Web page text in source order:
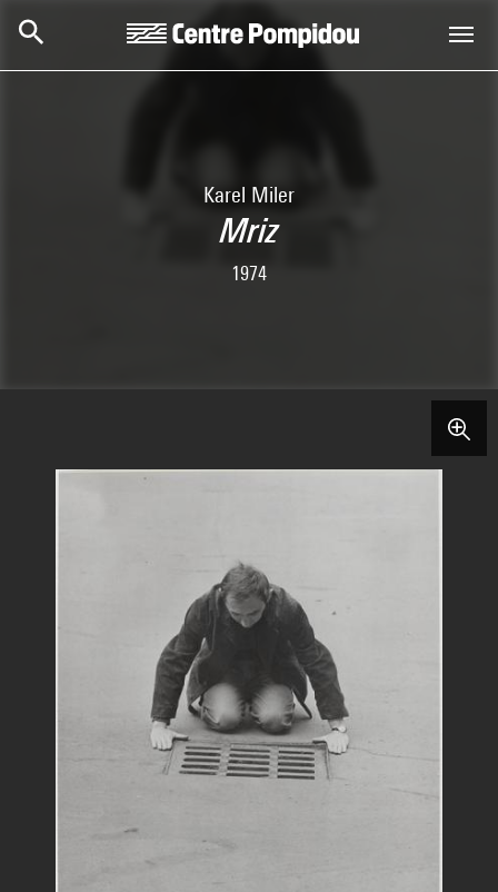
Karel Miler
Mriz
1974